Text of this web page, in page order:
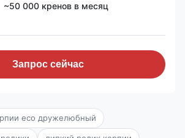
~50 000 кренов в месяц
Запрос сейчас
eco дружелюбный